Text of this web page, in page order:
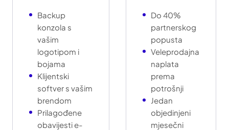
Backup
konzola s
vašim
logotipom i
bojama
Klijentski
softver s vašim
brendom
Prilagođene
obavijesti e-
Do 40%
partnerskog
popusta
Veleprodajna
naplata
prema
potrošnji
Jedan
objedinjeni
mjesečni